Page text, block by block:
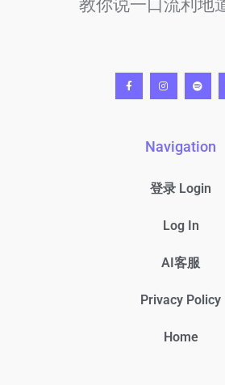
教你说一口流利地
Navigation
登录 Login
Log In
AI客服
Privacy Policy
Home